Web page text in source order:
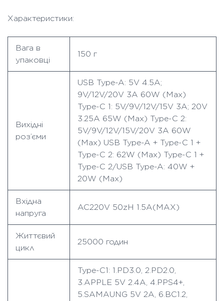
Характеристики:
Вага в
упаковці
150 г
Вихідні
роз’єми
USB Type-A: 5V 4.5A;
9V/12V/20V 3A 60W (Max)
Type-C 1: 5V/9V/12V/15V 3A; 20V
3.25A 65W (Max) Type-C 2:
5V/9V/12V/15V/20V 3A 60W
(Max) USB Type-A + Type-C 1 +
Type-C 2: 62W (Max) Type-C 1 +
Type-C 2/USB Type-A: 40W +
20W (Max)
Вхідна
напруга
AC220V 50zH 1.5A(MAX)
Життєвий
цикл
25000 годин
Type-C1: 1.PD3.0, 2.PD2.0,
3.APPLE 5V 2.4A, 4.PPS4+,
5.SAMAUNG 5V 2A, 6.BC1.2,